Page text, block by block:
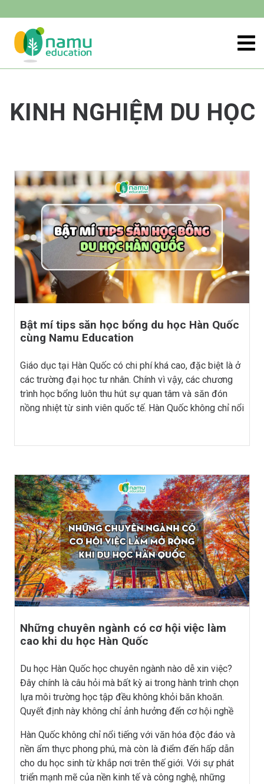
KINH NGHIỆM DU HỌC
Bật mí tips săn học bổng du học Hàn Quốc
cùng Namu Education
Giáo dục tại Hàn Quốc có chi phí khá cao, đặc biệt là ở
các trường đại học tư nhân. Chính vì vậy, các chương
trình học bổng luôn thu hút sự quan tâm và săn đón
nồng nhiệt từ sinh viên quốc tế. Hàn Quốc không chỉ nổi
mơ du học mà không phải lo lắng về vấn đề tài chính.
Tuy nhiên, để giành được cơ hội đó, bạn cần chuẩn bị
thật kỹ lưỡng và có chiến lược rõ ràng. Hãy cùng Du
học Hàn Quốc Namu khám phá những tips xin học bổng
du học Hàn Quốc hiệu quả dưới đây nhé!
Những chuyên ngành có cơ hội việc làm
cao khi du học Hàn Quốc
Du học Hàn Quốc học chuyên ngành nào dễ xin việc?
Đây chính là câu hỏi mà bất kỳ ai trong hành trình chọn
lựa môi trường học tập đều không khỏi băn khoăn.
Quyết định này không chỉ ảnh hưởng đến cơ hội nghề
các bạn. Một lựa chọn đúng đắn sẽ mở ra những cánh
cửa mới, giúp bạn tự tin bước vào thị trường lao động
và xây dựng sự nghiệp vững chắc.
Hàn Quốc không chỉ nổi tiếng với văn hóa độc đáo và
nền ẩm thực phong phú, mà còn là điểm đến hấp dẫn
cho du học sinh từ khắp nơi trên thế giới. Với sự phát
triển mạnh mẽ của nền kinh tế và công nghệ, những